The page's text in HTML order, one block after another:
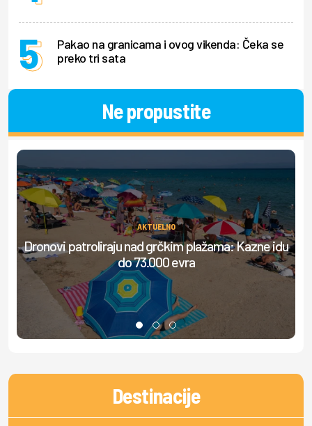
Pakao na granicama i ovog vikenda: Čeka se
preko tri sata
Ne propustite
AKTUELNO
Dronovi patroliraju nad grčkim plažama: Kazne idu
do 73.000 evra
Destinacije